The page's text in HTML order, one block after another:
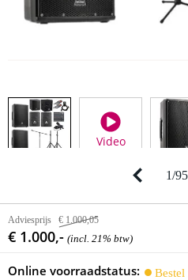
Video
1/95
Adviesprijs € 1.000,05
€ 1.000,- (incl. 21% btw)
Online voorraadstatus: